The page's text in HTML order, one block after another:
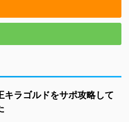
キラゴルドをサポ攻略して